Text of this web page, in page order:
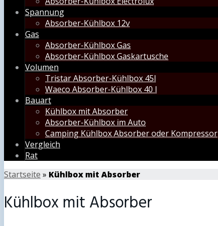
Spannung
Absorber-Kühlbox 12v
Gas
Absorber-Kühlbox Gas
Absorber-Kühlbox Gaskartusche
Volumen
Tristar Absorber-Kühlbox 45l
Waeco Absorber-Kühlbox 40 l
Bauart
Kühlbox mit Absorber
Absorber-Kühlbox im Auto
Camping Kühlbox Absorber oder Kompressor
Vergleich
Rat
Startseite » Kühlbox mit Absorber
Kühlbox mit Absorber